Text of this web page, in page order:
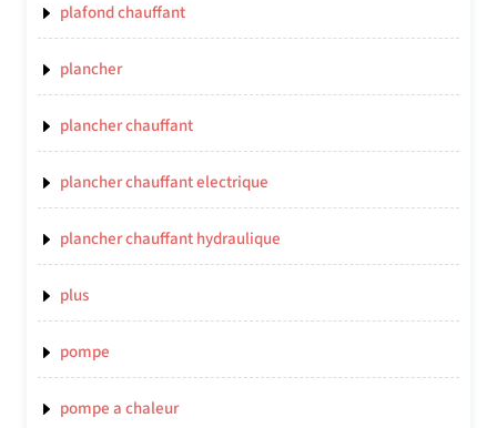
plafond chauffant
plancher
plancher chauffant
plancher chauffant electrique
plancher chauffant hydraulique
plus
pompe
pompe a chaleur